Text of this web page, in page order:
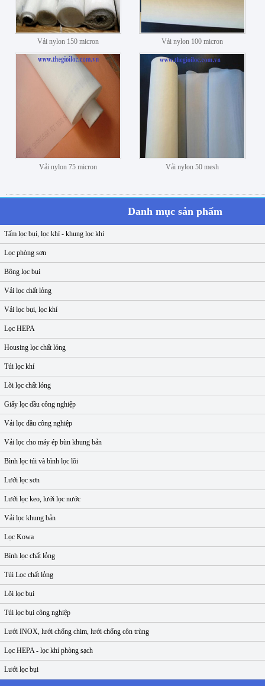
Vải nylon 150 micron Vải nylon 100 micron
Vải nylon 75 micron Vải nylon 50 mesh
Danh mục sản phẩm
Tấm lọc bụi, lọc khí - khung lọc khí
Lọc phòng sơn
Bông lọc bụi
Vải lọc chất lỏng
Vải lọc bụi, lọc khí
Lọc HEPA
Housing lọc chất lỏng
Túi lọc khí
Lõi lọc chất lỏng
Giấy lọc dầu công nghiệp
Vải lọc dầu công nghiệp
Vải lọc cho máy ép bùn khung bản
Bình lọc túi và bình lọc lõi
Lưới lọc sơn
Lưới lọc keo, lưới lọc nước
Vải lọc khung bản
Lọc Kowa
Bình lọc chất lỏng
Túi Lọc chất lỏng
Lõi lọc bụi
Túi lọc bụi công nghiệp
Lưới INOX, lưới chống chim, lưới chống côn trùng
Lọc HEPA - lọc khí phòng sạch
Lưới lọc bụi